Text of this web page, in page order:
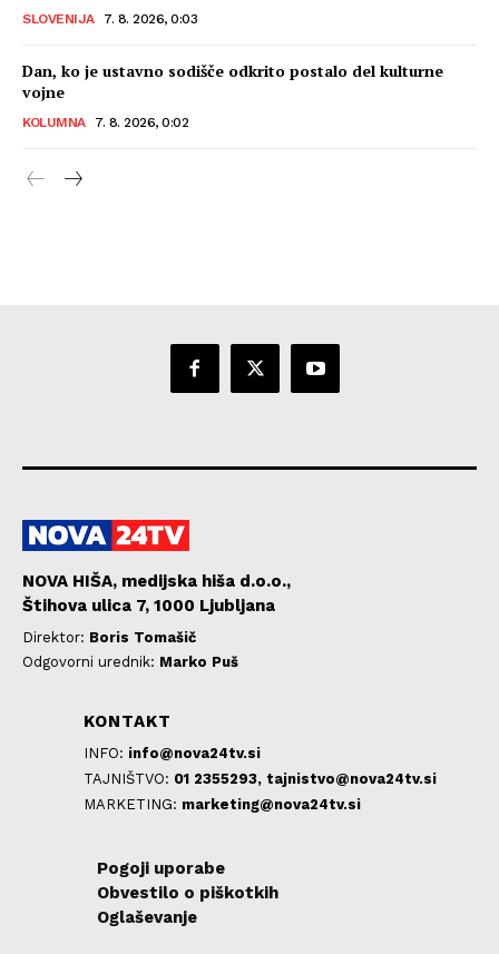
SLOVENIJA 7. 8. 2026, 0:03
Dan, ko je ustavno sodišče odkrito postalo del kulturne
vojne
KOLUMNA 7. 8. 2026, 0:02
NOVA HIŠA, medijska hiša d.o.o.,
Štihova ulica 7, 1000 Ljubljana
Direktor: Boris Tomašič
Odgovorni urednik: Marko Puš
KONTAKT
INFO: info@nova24tv.si
TAJNIŠTVO: 01 2355293, tajnistvo@nova24tv.si
MARKETING: marketing@nova24tv.si
Pogoji uporabe
Obvestilo o piškotkih
Oglaševanje